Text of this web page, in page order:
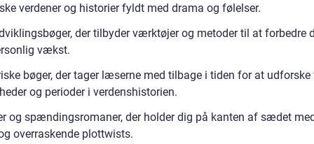
verdener og historier fyldt med drama og følelser.
der tilbyder værktøjer og metoder til at forbedre
vækst.
bøger, der tager læserne med tilbage i tiden for at udforske
og perioder i verdenshistorien.
og spændingsromaner, der holder dig på kanten af sædet
overraskende plottwists.